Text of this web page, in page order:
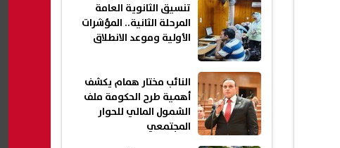
تنسيق الثانوية العامة
المرحلة الثانية.. المؤشرات
الأولية وموعد الانطلاق
النائب مختار همام يكشف
أهمية طرح الحكومة ملف
الشمول المالي للحوار
المجتمعي